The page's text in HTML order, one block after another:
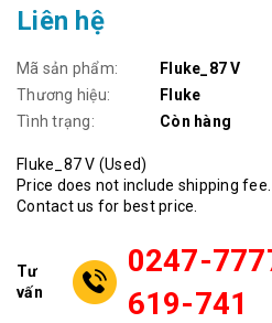
Liên hệ
Mã sản phẩm:
Fluke_87 V
Thương hiệu:
Fluke
Tình trạng:
Còn hàng
Fluke_87 V (Used)
Price does not include shipping fee.
Contact us for best price.
Tư
vấn
0247-
619-741